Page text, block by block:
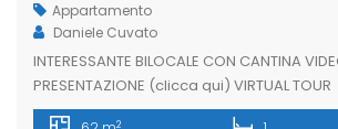
Appartamento
Daniele Cuvato
INTERESSANTE BILOCALE CON CANTINA
PRESENTAZIONE (clicca qui) VIRTUAL
contesto residenziale degli anni ’60,
2